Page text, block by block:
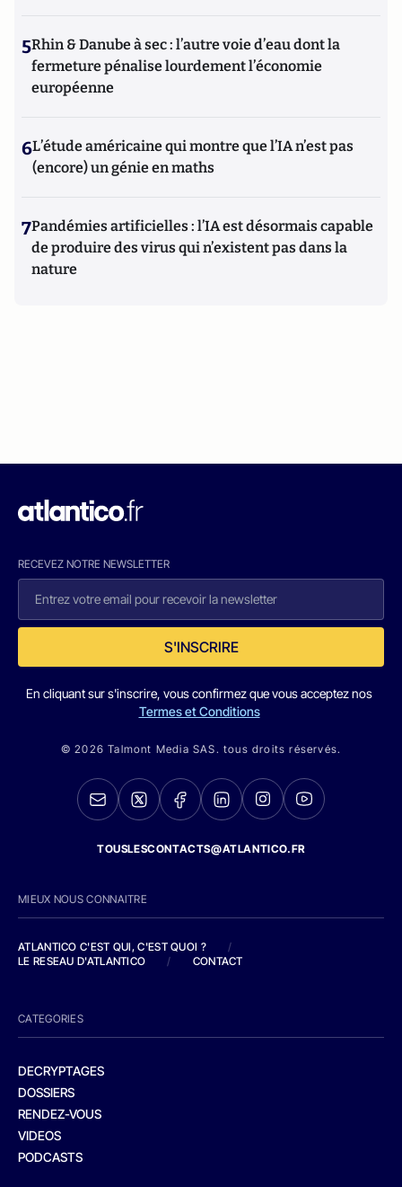
5Rhin & Danube à sec : l’autre voie d’eau dont la
fermeture pénalise lourdement l’économie
européenne
6L’étude américaine qui montre que l’IA n’est pas
(encore) un génie en maths
7Pandémies artificielles : l’IA est désormais capable
de produire des virus qui n’existent pas dans la
nature
RECEVEZ NOTRE NEWSLETTER
S'INSCRIRE
En cliquant sur s'inscrire, vous confirmez que vous acceptez nos
Termes et Conditions
© 2026 Talmont Media SAS. tous droits réservés.
TOUSLESCONTACTS@ATLANTICO.FR
MIEUX NOUS CONNAITRE
ATLANTICO C'EST QUI, C'EST QUOI ?
/
LE RESEAU D'ATLANTICO
/ CONTACT
CATEGORIES
DECRYPTAGES
DOSSIERS
RENDEZ-VOUS
VIDEOS
PODCASTS